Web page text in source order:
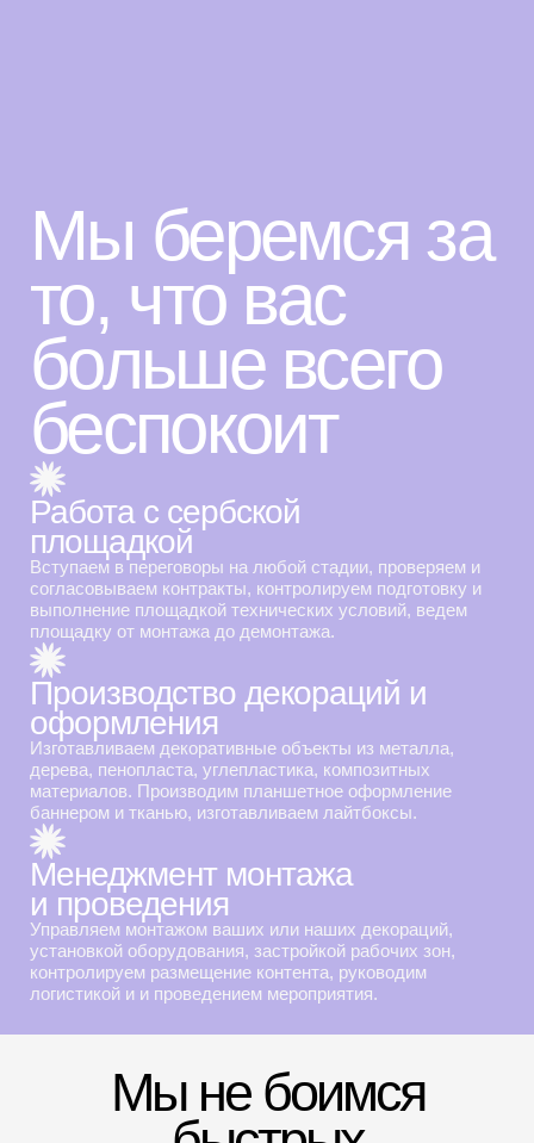
Мы беремся за
то, что вас
больше всего
беспокоит
Работа с сербской
площадкой
Вступаем в переговоры на любой стадии, проверяем и
согласовываем контракты, контролируем подготовку и
выполнение площадкой технических условий, ведем
площадку от монтажа до демонтажа.
Производство декораций и
оформления
Изготавливаем декоративные объекты из металла,
дерева, пенопласта, углепластика, композитных
материалов. Производим планшетное оформление
баннером и тканью, изготавливаем лайтбоксы.
Менеджмент монтажа
и проведения
Управляем монтажом ваших или наших декораций,
установкой оборудования, застройкой рабочих зон,
контролируем размещение контента, руководим
логистикой и и проведением мероприятия.
Мы не боимся